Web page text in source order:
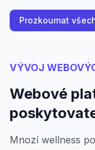
Prozkoumat
VÝVOJ
Webové
Mnozí wellness